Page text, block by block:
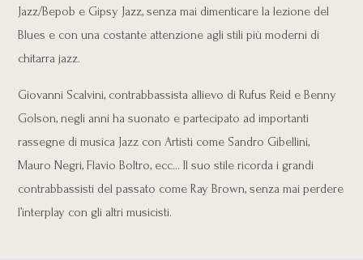
Jazz/Bepob e Gipsy Jazz, senza mai dimenticare la lezione del
Blues e con una costante attenzione agli stili più moderni di
chitarra jazz.
Giovanni Scalvini, contrabbassista allievo di Rufus Reid e Benny
Golson, negli anni ha suonato e partecipato ad importanti
rassegne di musica Jazz con Artisti come Sandro Gibellini,
Mauro Negri, Flavio Boltro, ecc… Il suo stile ricorda i grandi
contrabbassisti del passato come Ray Brown, senza mai perdere
l’interplay con gli altri musicisti.